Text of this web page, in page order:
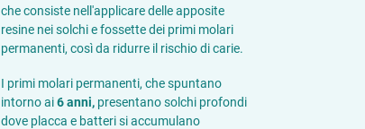
che consiste nell'applicare delle apposite
resine nei solchi e fossette dei primi molari
permanenti, così da ridurre il rischio di carie.
I primi molari permanenti, che spuntano
intorno ai6 anni, presentano solchi profondi
dove placca e batteri si accumulano